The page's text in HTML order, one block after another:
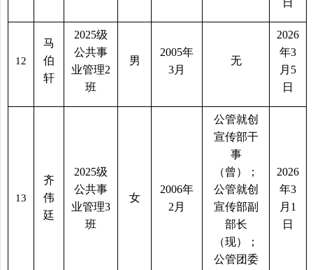
日
12
马
伯
轩
2025级
公共事
业管理2
班
男
2005年
3月
无
2026
年3
月 5
日
13
齐
伟
廷
2025级
公共事
业管理3
班
女
2006年
2 月
公管就创
宣传部干
事
（曾）；
公管就创
宣传部副
部长
（现）；
公管团委
2026
年3
月 1
日